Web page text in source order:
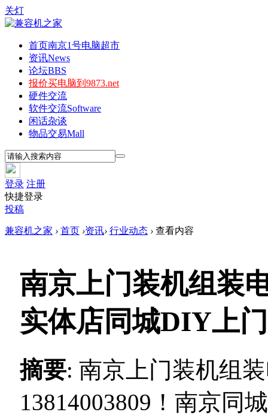
关灯
首页南京1号电脑超市
资讯News
论坛BBS
报价买电脑到9873.net
硬件交流
软件交流Software
闲话杂谈
物品交易Mall
登录 注册
快捷登录
投稿
兼容机之家 › 首页 ›资讯› 行业动态 › 查看内容
南京上门装机组装
实体店同城DIY上
摘要: 南京上门装机组
13814003809！南京同